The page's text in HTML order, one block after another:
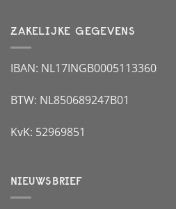
ZAKELIJKE GEGEVENS
IBAN: NL17INGB0005113360
BTW: NL850689247B01
KvK: 52969851
NIEUWSBRIEF